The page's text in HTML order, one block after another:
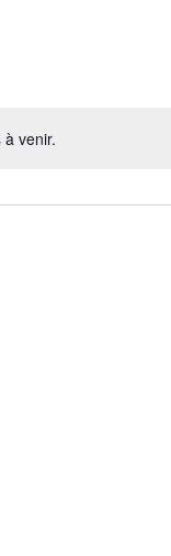
à venir.